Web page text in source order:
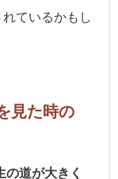
ているかもし
見た時の
の道が大きく